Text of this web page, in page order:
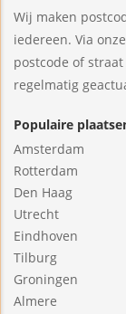
Wij maken
iedereen. Via
postcode of
regelmatig
Populaire
Amsterdam
Rotterdam
Den Haag
Utrecht
Eindhoven
Tilburg
Groningen
Almere